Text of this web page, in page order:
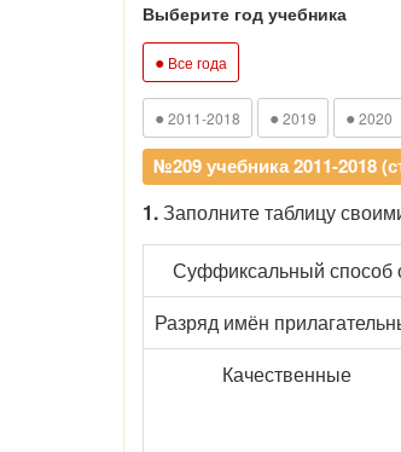
Выберите год учебника
● Все года
● 2011-2018 ● 2019 ● 2020
№209 учебника 2011-2018
1.Заполните таблицу
Суффиксальный способ
Разряд имён
Качественные